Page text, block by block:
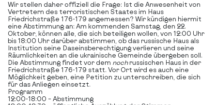
Wir stellen daher offiziell die Frage: Ist die Anwesenheit von
Vertretern des terroristischen Staates im Haus
Friedrichstraße 176-179 angemessen? Wir kündigen hiermit
eine Abstimmung an: Am kommenden Samstag, den 22.
Oktober, können alle, die sich beteiligen wollen, von 12:00 Uhr
bis 18:00 Uhr darüber abstimmen, ob das russische Haus als
Institution seine Daseinsberechtigung verlieren und seine
Räumlichkeiten an die ukrainische Gemeinde übergeben soll.
Die Abstimmung findet vor dem nochrussischen Haus in der
Friedrichstraße 176-179 statt. Vor Ort wird es auch eine
Möglichkeit geben, eine Petition zu unterschreiben, die sich
für das Anliegen einsetzt.
Programm
12:00-18:00 – Abstimmung